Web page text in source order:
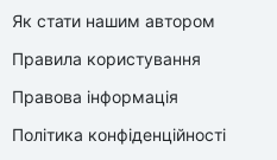
Як стати нашим автором
Правила користування
Правова інформація
Політика конфіденційності